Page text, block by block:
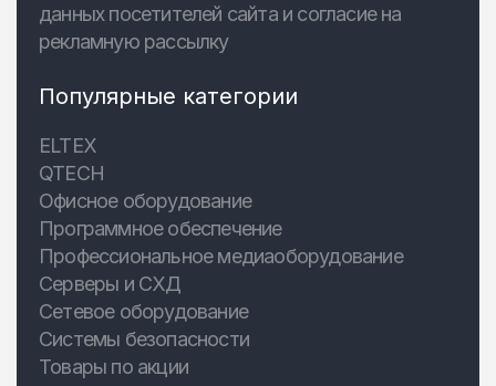
данных посетителей сайта и согласие на
рекламную рассылку
Популярные категории
ELTEX
QTECH
Офисное оборудование
Программное обеспечение
Профессиональное медиаоборудование
Серверы и СХД
Сетевое оборудование
Системы безопасности
Товары по акции